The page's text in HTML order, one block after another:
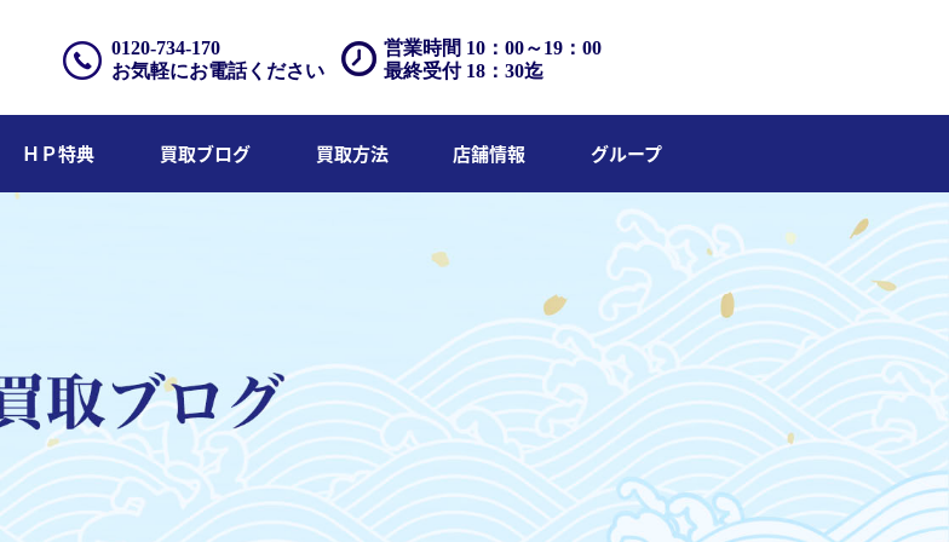
営業時間 10：00～19：00
最終受付 18：30迄
0120-734-170
お気軽にお電話ください
ＨＰ特典 買取ブログ 買取方法 店舗情報 グループ